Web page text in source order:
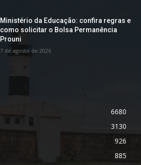
Ministério da Educação: confira regras e
como solicitar o Bolsa Permanência
Prouni
7 de agosto de 2026
6680
3130
926
885